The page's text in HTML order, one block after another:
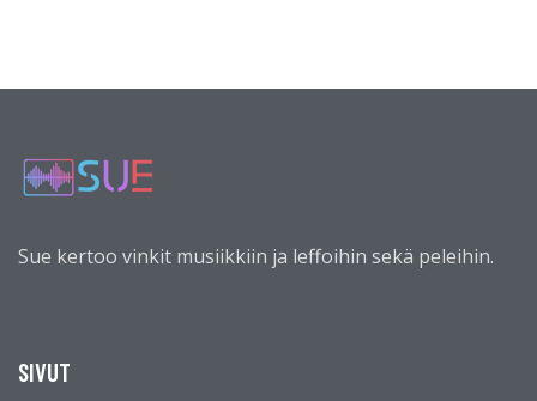
Sue kertoo vinkit musiikkiin ja leffoihin sekä peleihin.
SIVUT